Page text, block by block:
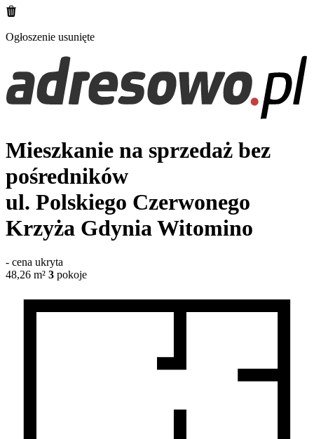
Ogłoszenie usunięte
Mieszkanie na sprzedaż bez
pośredników
ul. Polskiego Czerwonego
Krzyża Gdynia Witomino
- cena ukryta
48,26 m² 3 pokoje